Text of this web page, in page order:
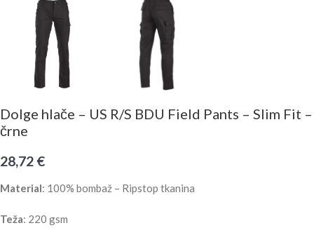
Dolge hlače – US R/S BDU Field Pants – Slim Fit –
črne
28,72 €
Material: 100% bombaž – Ripstop tkanina
Teža: 220 gsm